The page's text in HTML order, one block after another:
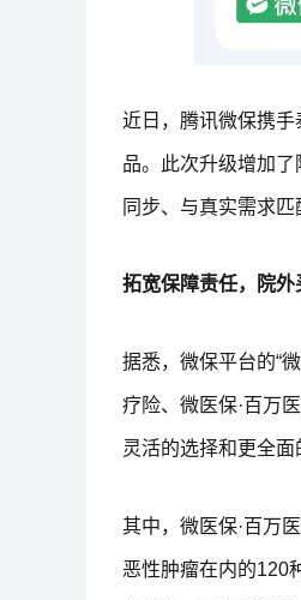
近日，腾讯微保携手
品。此次升级增加
同步、与真实需求匹
拓宽保障责任，院
据悉，微保平台的“
疗险、微医保·百万
灵活的选择和更全面
其中，微医保·百万
恶性肿瘤在内的120